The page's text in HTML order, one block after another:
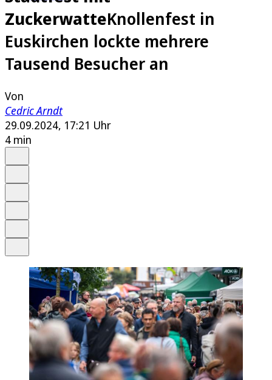
ZuckerwatteKnollenfest in
Euskirchen lockte mehrere
Tausend Besucher an
Von
Cedric Arndt
29.09.2024, 17:21 Uhr
4 min